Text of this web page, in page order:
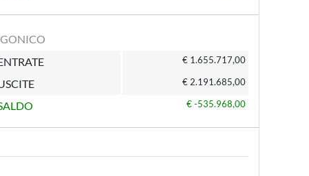
€ 1.655.717,00
€ 2.191.685,00
€ -535.968,00